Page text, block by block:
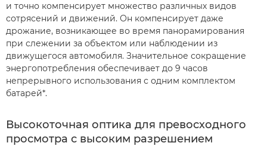
и точно компенсирует множество различных видов
сотрясений и движений. Он компенсирует даже
дрожание, возникающее во время панорамирования
при слежении за объектом или наблюдении из
движущегося автомобиля. Значительное сокращение
энергопотребления обеспечивает до 9 часов
непрерывного использования с одним комплектом
батарей*.
Высокоточная оптика для превосходного
просмотра с высоким разрешением